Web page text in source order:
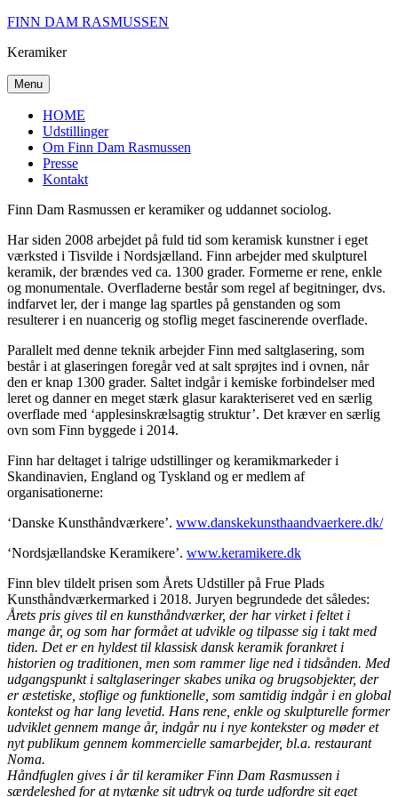
Skip
content
FINN DAM RASMUSSEN
Keramiker
Menu
HOME
Udstillinger
Om Finn Dam Rasmussen
Presse
Kontakt
Finn Dam Rasmussen er keramiker og uddannet sociolog.
Har siden 2008 arbejdet på fuld tid som keramisk kunstner i eget
værksted i Tisvilde i Nordsjælland. Finn arbejder med skulpturel
keramik, der brændes ved ca. 1300 grader. Formerne er rene, enkle
og monumentale. Overfladerne består som regel af begitninger, dvs.
indfarvet ler, der i mange lag spartles på genstanden og som
resulterer i en nuancerig og stoflig meget fascinerende overflade.
Parallelt med denne teknik arbejder Finn med saltglasering, som
består i at glaseringen foregår ved at salt sprøjtes ind i ovnen, når
den er knap 1300 grader. Saltet indgår i kemiske forbindelser med
leret og danner en meget stærk glasur karakteriseret ved en særlig
overflade med ‘applesinskrælsagtig struktur’. Det kræver en særlig
ovn som Finn byggede i 2014.
Finn har deltaget i talrige udstillinger og keramikmarkeder i
Skandinavien, England og Tyskland og er medlem af
organisationerne:
‘Danske Kunsthåndværkere’. www.danskekunsthaandvaerkere.dk/
‘Nordsjællandske Keramikere’. www.keramikere.dk
Finn blev tildelt prisen som Årets Udstiller på Frue Plads
Kunsthåndværkermarked i 2018. Juryen begrundede det således:
Årets pris gives til en kunsthåndværker, der har virket i feltet i
mange år, og som har formået at udvikle og tilpasse sig i takt med
tiden. Det er en hyldest til klassisk dansk keramik forankret i
historien og traditionen, men som rammer lige ned i tidsånden. Med
udgangspunkt i saltglaseringer skabes unika og brugsobjekter, der
er æstetiske, stoflige og funktionelle, som samtidig indgår i en global
kontekst og har lang levetid. Hans rene, enkle og skulpturelle former
udviklet gennem mange år, indgår nu i nye kontekster og møder et
nyt publikum gennem kommercielle samarbejder, bl.a. restaurant
Noma.
Håndfuglen gives i år til keramiker Finn Dam Rasmussen i
særdeleshed for at nytænke sit udtryk og turde udfordre sit eget